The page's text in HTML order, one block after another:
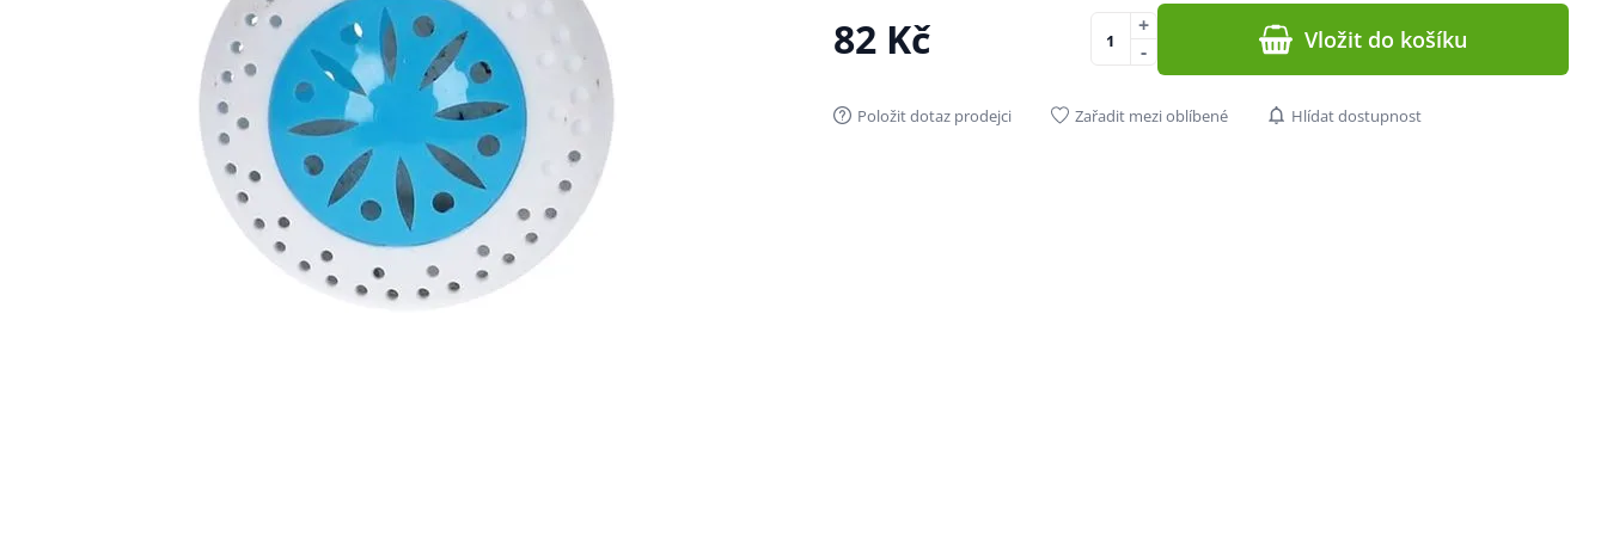
82 Kč -
+ Vložit do košíku
Položit dotaz prodejci Zařadit mezi oblíbené Hlídat dostupnost